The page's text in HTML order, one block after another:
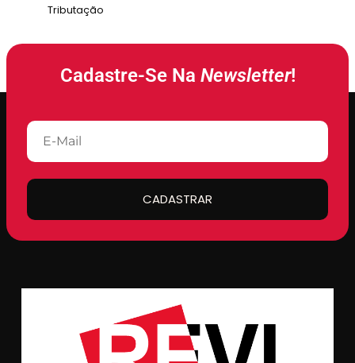
Tributação
Cadastre-Se Na Newsletter!
CADASTRAR